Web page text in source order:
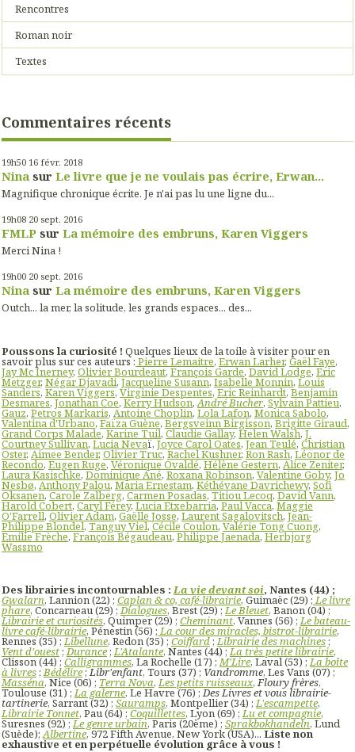
Rencontres
Roman noir
Textes
Commentaires récents
19h50 16 févr. 2018
Nina sur Le livre que je ne voulais pas écrire, Erwan...
Magnifique chronique écrite. Je n'ai pas lu une ligne du...
19h08 20 sept. 2016
FMLP sur La mémoire des embruns, Karen Viggers
Merci Nina !
19h00 20 sept. 2016
Nina sur La mémoire des embruns, Karen Viggers
Outch... la mer, la solitude, les grands espaces... des...
Poussons la curiosité ! Quelques lieux de la toile à visiter pour en
savoir plus sur ces auteurs : Pierre Lemaitre, Erwan Larher, Gaël Faye,
Jay Mc Inerney, Olivier Bourdeaut,François Garde,David Lodge,Eric
Metzger,Négar Djavadi,Jacqueline Susann,Isabelle Monnin,Louis
Sanders, Karen Viggers,Virginie Despentes,Eric Reinhardt,Benjamin
Desmares,Jonathan Coe,Kerry Hudson,André Bucher,Sylvain Pattieu,
Gauz,Petros Markaris,Antoine Choplin, Lola Lafon,Monica Sabolo,
Valentina d'Urbano,Faïza Guène,Bergsveinn Birgisson,Brigitte Giraud,
Grand Corps Malade,Karine Tuil,Claudie Gallay,Helen Walsh,J.
Courtney Sullivan,Lucia Nevaï,Joyce Carol Oates,Jean Teulé,Christian
Oster,Aimee Bender,Olivier Truc,Rachel Kushner, Ron Rash,Léonor de
Recondo,Eugen Ruge,Véronique Ovaldé,Hélène Gestern,Alice Zeniter,
Laura Kasischke,Dominique Ané,Roxana Robinson,Valentine Goby,Jo
Nesbø,Anthony Palou,Maria Ernestam,Kéthévane Davrichewy,Sofi
Oksanen,Carole Zalberg,Carmen Posadas,Titiou Lecoq,David Vann,
Harold Cobert,Caryl Férey,Lucia Etxebarria,Paul Vacca, Maggie
O'Farrell,Olivier Adam,Gaëlle Josse,Laurent Sagalovitsch,Jean-
Philippe Blondel,Tanguy Viel,Cécile Coulon,Valérie Tong Cuong,
Emilie Frèche,François Bégaudeau,Philippe Jaenada,Herbjorg
Wassmo
Des librairies incontournables :La vie devant soi, Nantes (44) ;
Gwalarn, Lannion (22) ; Caplan & co, café-librairie, Guimaëc (29) ;Le livre
phare, Concarneau (29) ;Dialogues, Brest (29) ;Le Bleuet, Banon (04) ;
Librairie et curiosités, Quimper (29) ; Cheminant, Vannes (56) ;Le bateau-
livre café-librairie, Pénestin (56) ;La cour des miracles, bistrot-librairie,
Rennes (35) ;Libellune, Redon (35) ;Coiffard;Librairie des machines;
Vent d'ouest;Durance;L'Atalante, Nantes (44) ;La très petite librairie,
Clisson (44) ;Calligrammes, La Rochelle (17) ;M'Lire, Laval (53) ;La boîte
à livres;Bédélire;Libr'enfant, Tours (37) ; Vandromme, Les Vans (07) ;
Masséna, Nice (06) ; Terra Nova,Les petits ruisseaux,Floury frères,
Toulouse (31) ;La galerne, Le Havre (76) ;Des Livres et vous librairie-
tartinerie, Sarrant (32) ;Sauramps, Montpellier (34) ;L'escampette,
Librairie Tonnet, Pau (64) ;Coquillettes, Lyon (69) ;Lu et compagnie,
Suresnes (92) ;Le genre urbain, Paris (20ème) ; Sprakbokhandeln, Lund
(Suède);Albertine, 972 Fifth Avenue, New York (USA)...Liste non
exhaustive et en perpétuelle évolution grâce à vous !